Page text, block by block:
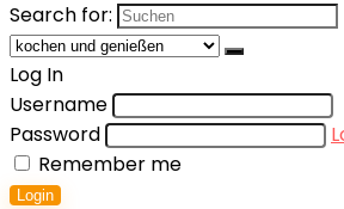
Search for:
Log In
Username
Password
Remember me
Login